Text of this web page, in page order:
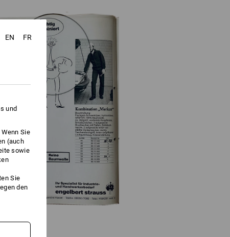
EN FR
und
Sie
(auch
sowie
Sie
den